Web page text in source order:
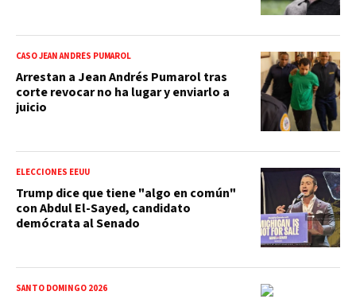
CASO JEAN ANDRÉS PUMAROL
Arrestan a Jean Andrés Pumarol tras
corte revocar no ha lugar y enviarlo a
juicio
ELECCIONES EEUU
Trump dice que tiene "algo en común"
con Abdul El-Sayed, candidato
demócrata al Senado
SANTO DOMINGO 2026